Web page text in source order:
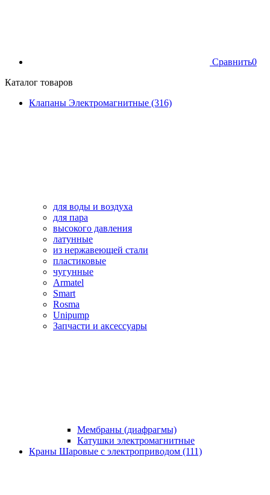
Сравнить0
Каталог товаров
Клапаны Электромагнитные (316)
для воды и воздуха
для пара
высокого давления
латунные
из нержавеющей стали
пластиковые
чугунные
Armatel
Smart
Rosma
Unipump
Запчасти и аксессуары
Мембраны (диафрагмы)
Катушки электромагнитные
Краны Шаровые с электроприводом (111)